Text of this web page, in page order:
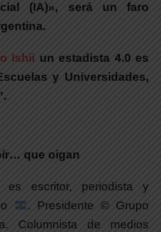
(IA)», será un faro
Ishii un estadista 4.0 es
y Universidades,
que oigan
es escritor, periodista y
. Presidente © Grupo
Columnista de medios